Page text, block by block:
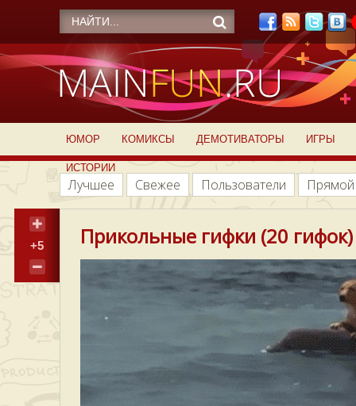
ЮМОР КОМИКСЫ ДЕМОТИВАТОРЫ ИГРЫ
ИСТОРИИ
Лучшее Свежее Пользователи
+5 Прикольные гифки (20